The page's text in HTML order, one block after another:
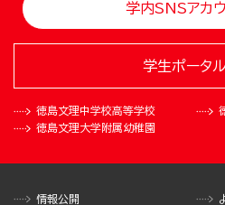
学内SNSアカ
徳島文理中学校高等学校
徳島文理大学附属幼稚園
学生ポータ
情報公開